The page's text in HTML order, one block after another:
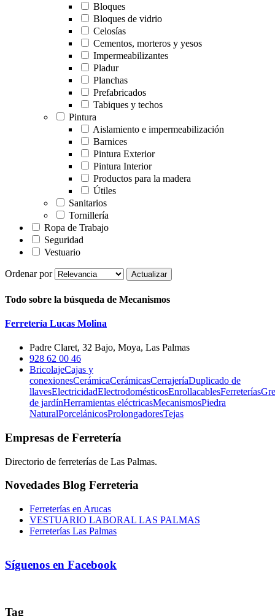
Bloques
Bloques de vidrio
Celosías
Cementos, morteros y yesos
Impermeabilizantes
Pladur
Planchas
Prefabricados
Tabiques y techos
Pintura
Aislamiento e impermeabilización
Barnices
Pintura Exterior
Pintura Interior
Productos para la madera
Útiles
Sanitarios
Tornillería
Ropa de Trabajo
Seguridad
Vestuario
Ordenar por
Todo sobre la búsqueda de Mecanismos
Ferretería Lucas Molina
Padre Claret, 32 Bajo, Moya, Las Palmas
928 62 00 46
BricolajeCajas y
conexionesCerámicaCerámicasCerrajeríaDuplicado de
llavesElectricidadElectrodomésticosEnrollacablesFerreterías
de jardínHerramientas eléctricasMecanismosPiedra
NaturalPorcelánicosProlongadoresTejas
Empresas de Ferretería
Directorio de ferreterías de Las Palmas.
Novedades Blog Ferreteria
Ferreterías en Arucas
VESTUARIO LABORAL LAS PALMAS
Ferreterías Las Palmas
Síguenos en Facebook
Tag